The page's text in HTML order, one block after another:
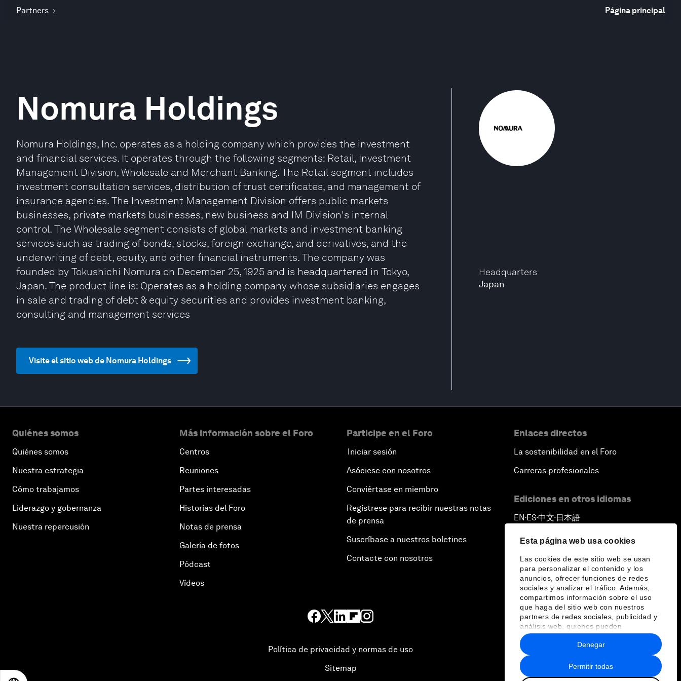
Esta página web usa cookies
Las cookies de este sitio web se usan
para personalizar el contenido y los
anuncios, ofrecer funciones de redes
sociales y analizar el tráfico. Además,
compartimos información sobre el uso
que haga del sitio web con nuestros
partners de redes sociales, publicidad y
análisis web, quienes pueden
combinarla con otra información que les
haya proporcionado o que hayan
recopilado a partir del uso que haya
hecho de sus servicios.
Permitir todas
Denegar
Partners Página principal
Headquarters
Japan
Nomura Holdings
Nomura Holdings, Inc. operates as a holding company which provides the investment
and financial services. It operates through the following segments: Retail, Investment
Management Division, Wholesale and Merchant Banking. The Retail segment includes
investment consultation services, distribution of trust certificates, and management of
insurance agencies. The Investment Management Division offers public markets
businesses, private markets businesses, new business and IM Division's internal
control. The Wholesale segment consists of global markets and investment banking
services such as trading of bonds, stocks, foreign exchange, and derivatives, and the
underwriting of debt, equity, and other financial instruments. The company was
founded by Tokushichi Nomura on December 25, 1925 and is headquartered in Tokyo,
Japan. The product line is: Operates as a holding company whose subsidiaries engages
in sale and trading of debt & equity securities and provides investment banking,
consulting and management services
Visite el sitio web de Nomura Holdings
Quiénes somos
Quiénes somos
Nuestra estrategia
Cómo trabajamos
Liderazgo y gobernanza
Nuestra repercusión
Más información sobre el Foro
Centros
Reuniones
Partes interesadas
Historias del Foro
Notas de prensa
Galería de fotos
Pódcast
Vídeos
Participe en el Foro
Iniciar sesión
Asóciese con nosotros
Conviértase en miembro
Regístrese para recibir nuestras notas
de prensa
Suscríbase a nuestros boletines
Contacte con nosotros
Enlaces directos
La sostenibilidad en el Foro
Carreras profesionales
Ediciones en otros idiomas
EN ▪ES▪中文▪ 日本語
Política de privacidad y normas de uso
Sitemap